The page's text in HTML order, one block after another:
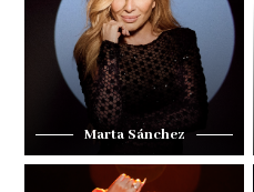
Marta Sánchez